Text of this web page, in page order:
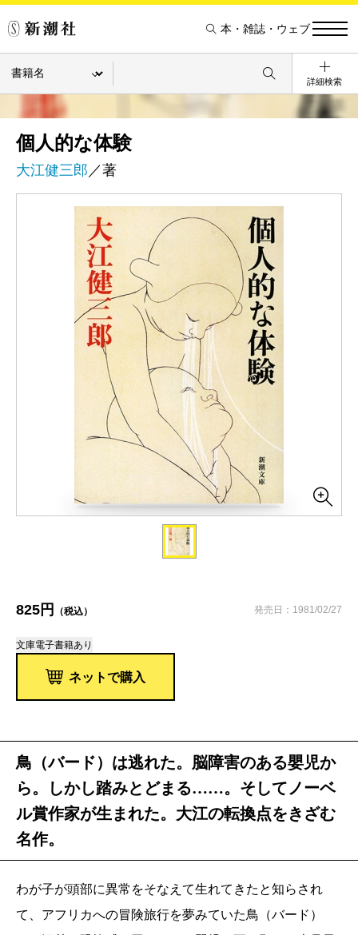
本・雑誌・ウェブ
詳細検索
個人的な体験
大江健三郎 ／著
825円 （税込） 発売日：1981/02/27
文庫電子書籍あり
ネットで購入
鳥（バード）は逃れた。脳障害のある嬰児か
ら。しかし踏みとどまる……。そしてノーベ
ル賞作家が生まれた。大江の転換点をきざむ
名作。
わが子が頭部に異常をそなえて生れてきたと知らされ
て、アフリカへの冒険旅行を夢みていた鳥（バード）